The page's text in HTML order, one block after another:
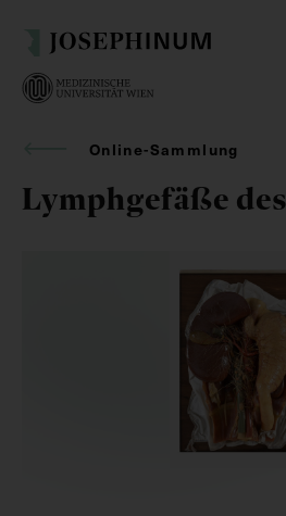
Online-Sammlung
Lymphgefäße